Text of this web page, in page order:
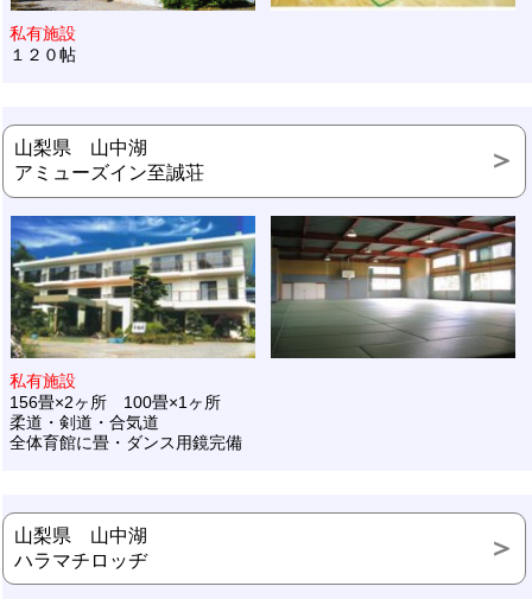
私有施設
１２０帖
山梨県 山中湖
アミューズイン至誠荘
私有施設
156畳×2ヶ所 100畳×1ヶ所
柔道・剣道・合気道
全体育館に畳・ダンス用鏡完備
山梨県 山中湖
ハラマチロッヂ